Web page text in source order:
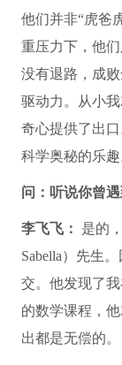
他们并非“虎爸
重压力下，他
没有退路，成
驱动力。从小
奇心提供了出
科学奥秘的乐趣
问：听说你曾
李飞飞：
是的
Sabella）先生
交。他发现了
的数学课程，
出都是无偿的。